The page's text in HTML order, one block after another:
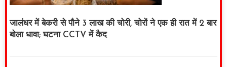
जालंधर में बेकरी से पौने 3 लाख की चोरी, चोरों ने एक ही रात में 2 बार
बोला धावा; घटना CCTV में कैद